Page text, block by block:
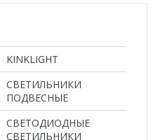
KINKLIGHT
СВЕТИЛЬНИКИ
ПОДВЕСНЫЕ
СВЕТОДИОДНЫЕ
СВЕТИЛЬНИКИ